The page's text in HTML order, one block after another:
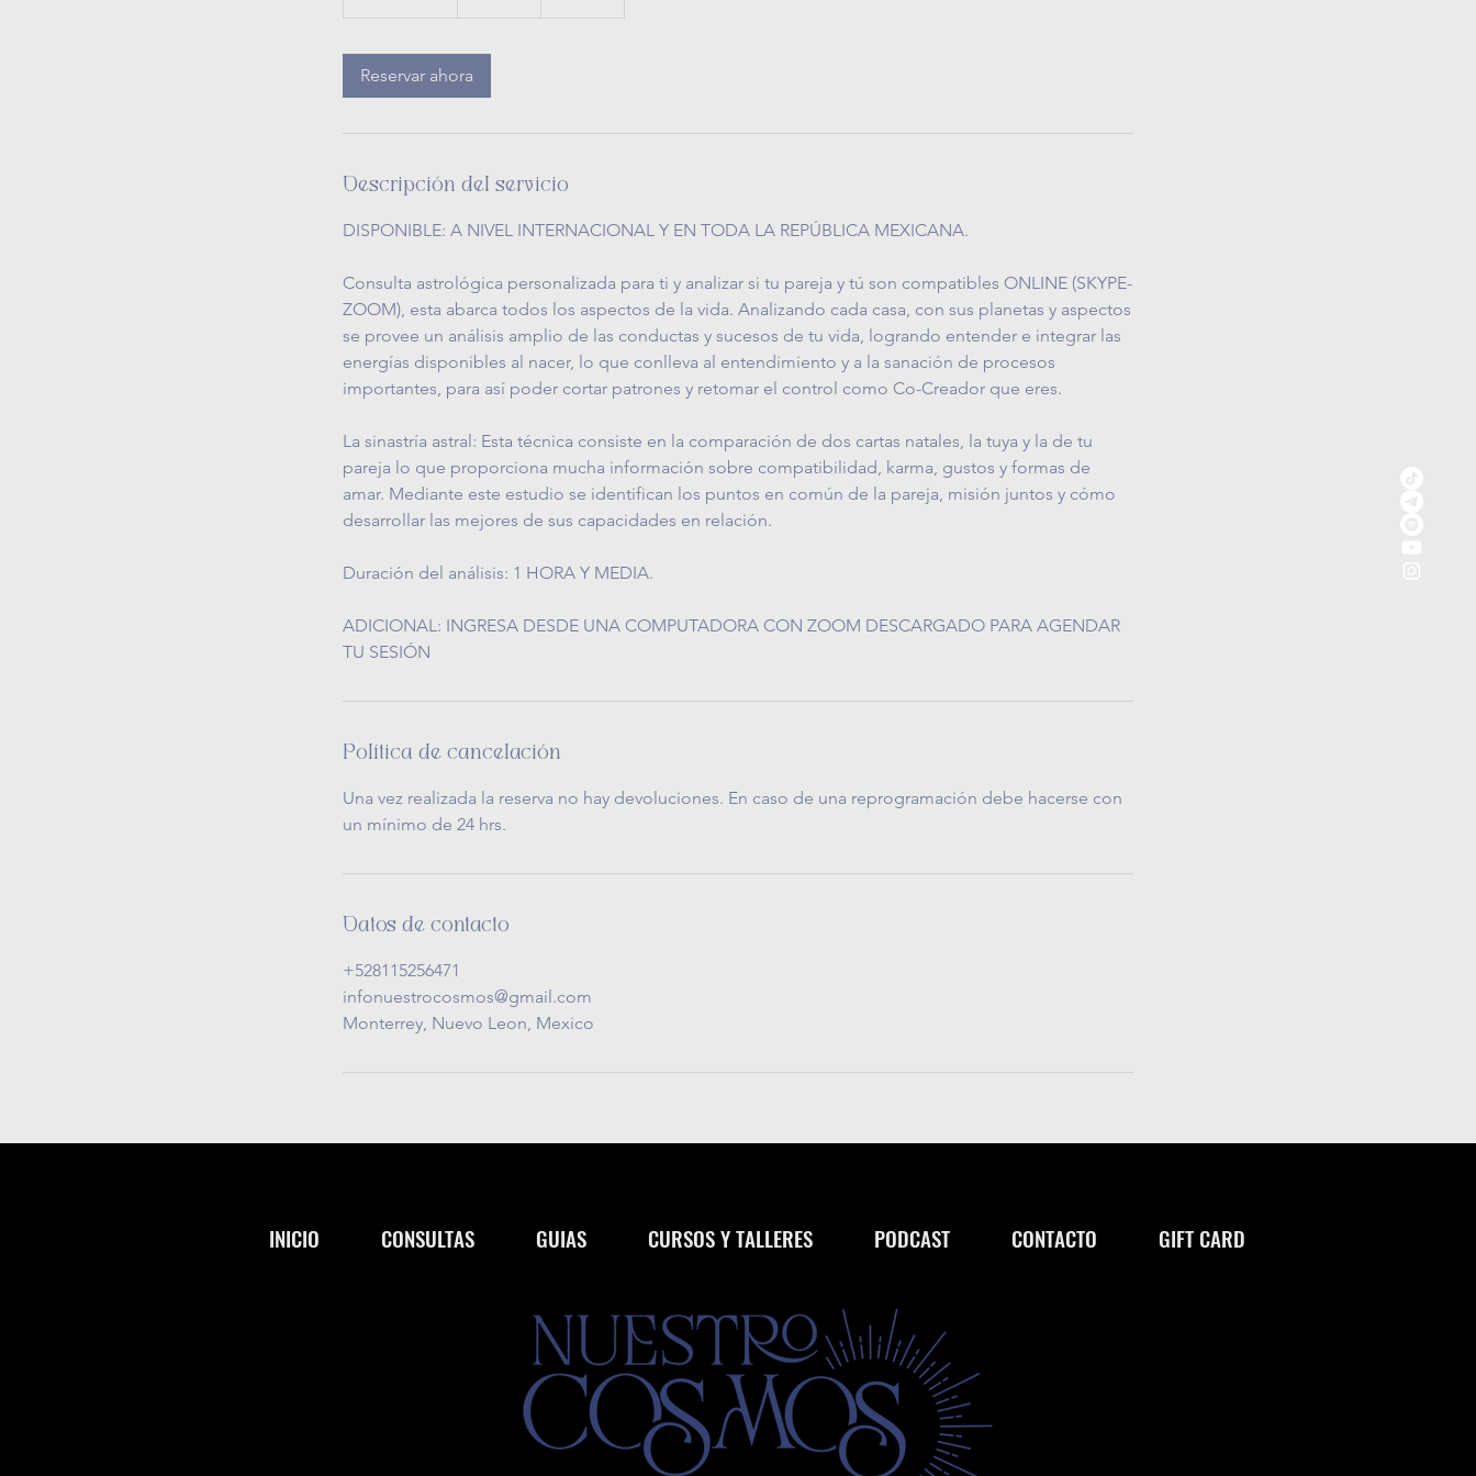
0
Reservar ahora
Descripción del servicio
DISPONIBLE: A NIVEL INTERNACIONAL Y EN TODA LA REPÚBLICA MEXICANA.
Consulta astrológica personalizada para ti y analizar si tu pareja y tú son compatibles ONLINE (SKYPE-
ZOOM), esta abarca todos los aspectos de la vida. Analizando cada casa, con sus planetas y aspectos
se provee un análisis amplio de las conductas y sucesos de tu vida, logrando entender e integrar las
energías disponibles al nacer, lo que conlleva al entendimiento y a la sanación de procesos
importantes, para así poder cortar patrones y retomar el control como Co-Creador que eres.
La sinastría astral: Esta técnica consiste en la comparación de dos cartas natales, la tuya y la de tu
pareja lo que proporciona mucha información sobre compatibilidad, karma, gustos y formas de
amar. Mediante este estudio se identifican los puntos en común de la pareja, misión juntos y cómo
desarrollar las mejores de sus capacidades en relación.
Duración del análisis: 1 HORA Y MEDIA.
ADICIONAL: INGRESA DESDE UNA COMPUTADORA CON ZOOM DESCARGADO PARA AGENDAR
Política de cancelación
Una vez realizada la reserva no hay devoluciones. En caso de una reprogramación debe hacerse con
un mínimo de 24 hrs.
Datos de contacto
+528115256471
infonuestrocosmos@gmail.com
Monterrey, Nuevo Leon, Mexico
INICIO CONSULTAS GUIAS CURSOS Y TALLERES PODCAST CONTACTO GIFT CARD